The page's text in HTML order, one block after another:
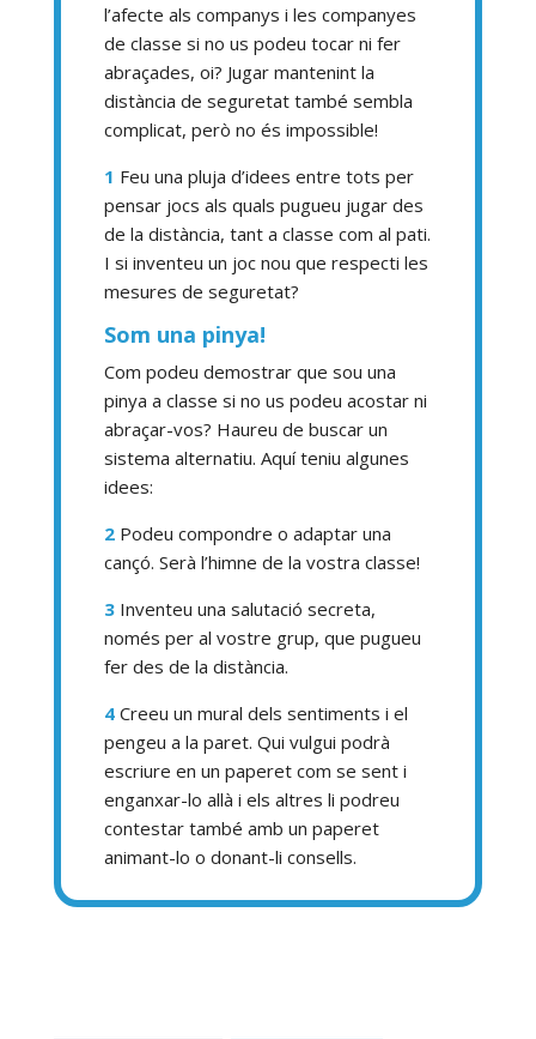
l’afecte als companys i les companyes
de classe si no us podeu tocar ni fer
abraçades, oi? Jugar mantenint la
distància de seguretat també sembla
complicat, però no és impossible!
1 Feu una pluja d’idees entre tots per
pensar jocs als quals pugueu jugar des
de la distància, tant a classe com al pati.
I si inventeu un joc nou que respecti les
mesures de seguretat?
Som una pinya!
Com podeu demostrar que sou una
pinya a classe si no us podeu acostar ni
abraçar-vos? Haureu de buscar un
sistema alternatiu. Aquí teniu algunes
idees:
2 Podeu compondre o adaptar una
cançó. Serà l’himne de la vostra classe!
3 Inventeu una salutació secreta,
només per al vostre grup, que pugueu
fer des de la distància.
4 Creeu un mural dels sentiments i el
pengeu a la paret. Qui vulgui podrà
escriure en un paperet com se sent i
enganxar-lo allà i els altres li podreu
contestar també amb un paperet
animant-lo o donant-li consells.